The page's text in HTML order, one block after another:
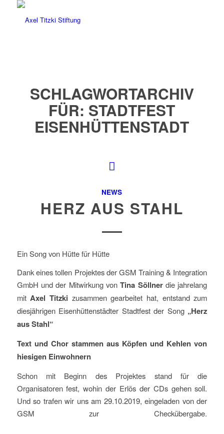
SCHLAGWORTARCHIV
FÜR: STADTFEST
EISENHÜTTENSTADT
NEWS
HERZ AUS STAHL
Ein Song von Hütte für Hütte
Dank eines tollen Projektes der GSM Training & Integration
GmbH und der Mitwirkung vonTina Söllnerdie jahrelang
mitAxel Titzki zusammen gearbeitet hat, entstand zum
diesjährigen Eisenhüttenstädter Stadtfest der Song „Herz
aus Stahl“
Text und Chor stammen aus Köpfen und Kehlen von
hiesigen Einwohnern
Schon mit Beginn des Projektes stand für die
Organisatoren fest, wohin der Erlös der CDs gehen soll.
Und so trafen wir uns am 29.10.2019, eingeladen von der
GSM zur Checkübergabe.